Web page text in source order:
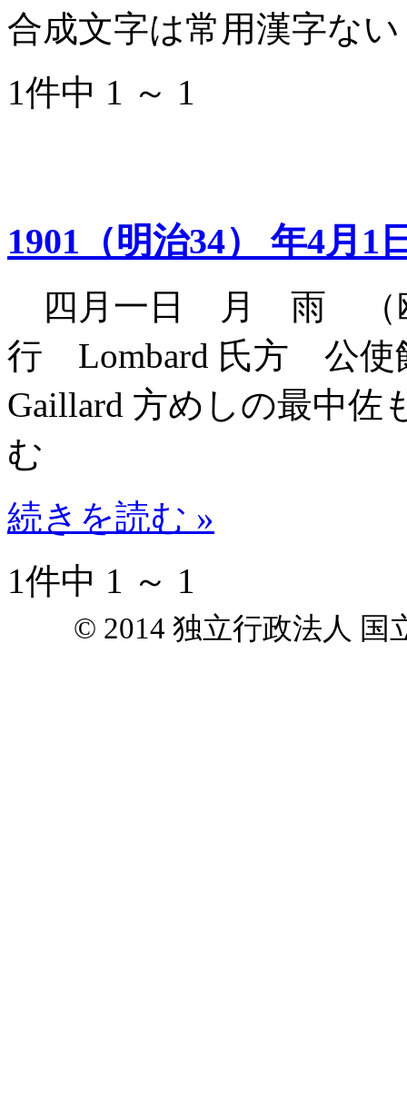
合成文字は常用漢字な
1件中 1 ～ 1
1901（明治34） 年4月1
四月一日 月 雨 （
行 Lombard 氏方 公
Gaillard 方めしの最中
む
続きを読む »
1件中 1 ～ 1
© 2014 独立行政法人 国